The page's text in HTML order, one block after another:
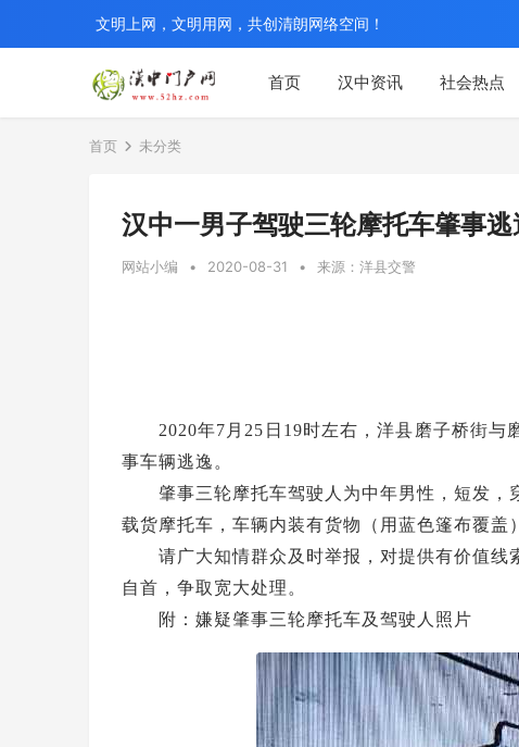
首页 汉中资讯 社会热点
文明上网，文明用网，共创清朗网络空间！
首页 未分类
汉中一男子驾驶三轮摩托车肇事逃
网站小编 • 2020-08-31 • 来源：洋县交警
2020年7月25日19时左右，洋县磨子桥街
事车辆逃逸。
肇事三轮摩托车驾驶人为中年男性，短发
载货摩托车，车辆内装有货物（用蓝色篷布覆盖
请广大知情群众及时举报，对提供有价值
自首，争取宽大处理。
附：嫌疑肇事三轮摩托车及驾驶人照片